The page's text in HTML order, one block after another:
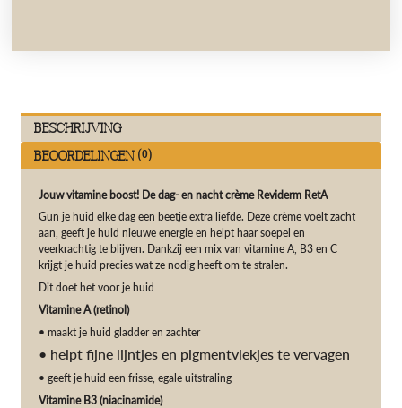
Beschrijving
Beoordelingen (0)
Jouw vitamine boost! De dag- en nacht crème Reviderm RetA
Gun je huid elke dag een beetje extra liefde. Deze crème voelt zacht
aan, geeft je huid nieuwe energie en helpt haar soepel en
veerkrachtig te blijven. Dankzij een mix van vitamine A, B3 en C
krijgt je huid precies wat ze nodig heeft om te stralen.
Dit doet het voor je huid
Vitamine A (retinol)
• maakt je huid gladder en zachter
• helpt fijne lijntjes en pigmentvlekjes te vervagen
• geeft je huid een frisse, egale uitstraling
Vitamine B3 (niacinamide)